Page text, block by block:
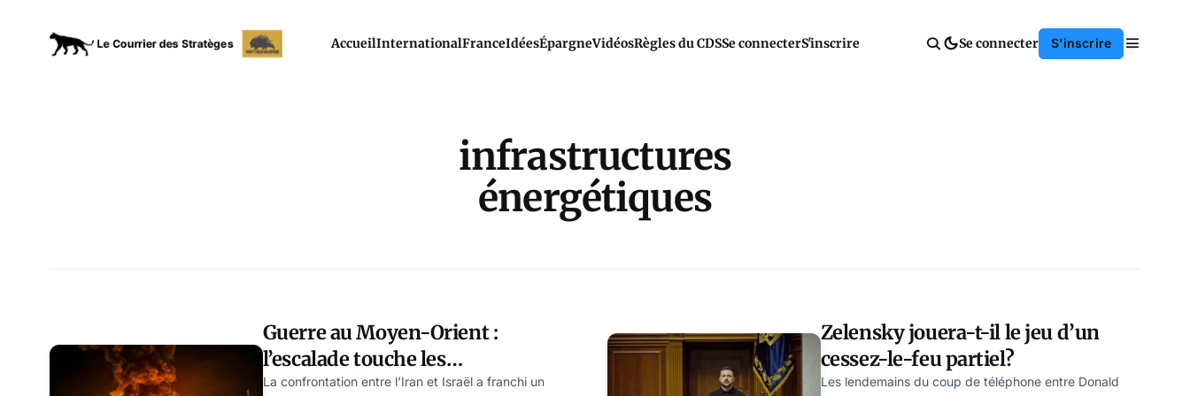
AccueilInternationalFranceIdéesÉpargneVidéosRègles du CDSSe connecterS'inscrire Se connecter S'inscrire
infrastructures
énergétiques
Guerre au Moyen-Orient :
l’escalade touche les
infrastructures énergétiques
La confrontation entre l’Iran et Israël a franchi un
Zelensky jouera-t-il le jeu d’un
cessez-le-feu partiel?
Les lendemains du coup de téléphone entre Donald